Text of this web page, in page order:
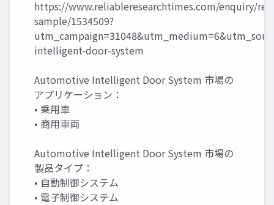
https://www.reliableresearchtimes.com/enquiry/
sample/1534509?
intelligent-door-system
Automotive Intelligent Door System 市場の
アプリケーション：
• 乗用車
• 商用車両
Automotive Intelligent Door System 市場の
製品タイプ：
• 自動制御システム
• 電子制御システム